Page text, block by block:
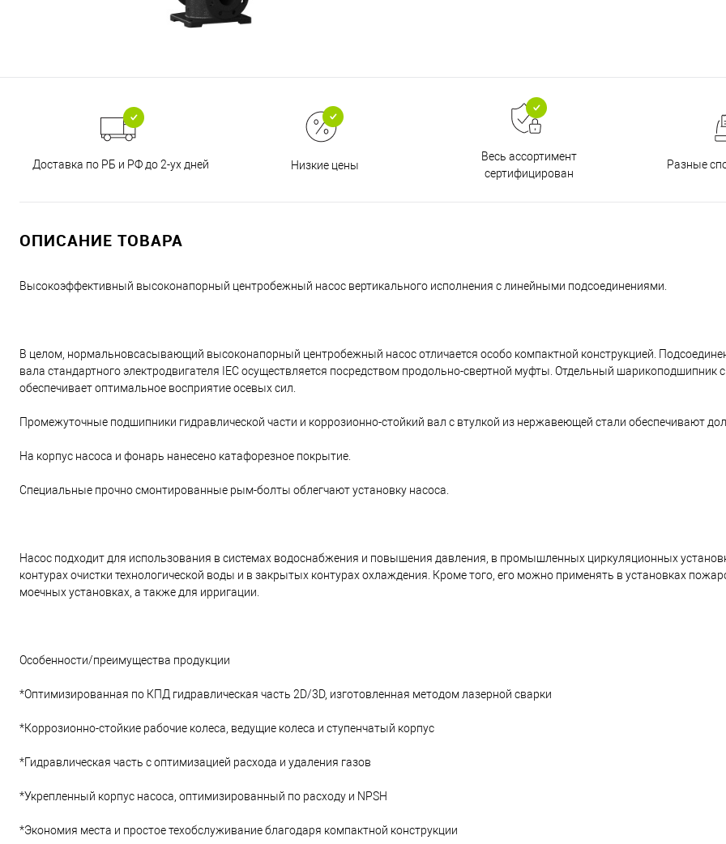
Доставка по РБ и РФ до 2-ух дней Низкие цены
Весь ассортимент
сертифицирован
Разные
ОПИСАНИЕ ТОВАРА
Высокоэффективный высоконапорный центробежный насос вертикального исполнения с линейными подсоединениями.
В целом, нормальновсасывающий высоконапорный центробежный насос отличается особо компактной конструкцией.
вала стандартного электродвигателя IEC осуществляется посредством продольно-свертной муфты. Отдельный шарикоподшипник
обеспечивает оптимальное восприятие осевых сил.
Промежуточные подшипники гидравлической части и коррозионно-стойкий вал с втулкой из нержавеющей стали обеспечивают
На корпус насоса и фонарь нанесено катафорезное покрытие.
Специальные прочно смонтированные рым-болты облегчают установку насоса.
Насос подходит для использования в системах водоснабжения и повышения давления, в промышленных циркуляционных
контурах очистки технологической воды и в закрытых контурах охлаждения. Кроме того, его можно применять в установках
моечных установках, а также для ирригации.
Особенности/преимущества продукции
*Оптимизированная по КПД гидравлическая часть 2D/3D, изготовленная методом лазерной сварки
*Коррозионно-стойкие рабочие колеса, ведущие колеса и ступенчатый корпус
*Гидравлическая часть с оптимизацией расхода и удаления газов
*Укрепленный корпус насоса, оптимизированный по расходу и NPSH
*Экономия места и простое техобслуживание благодаря компактной конструкции